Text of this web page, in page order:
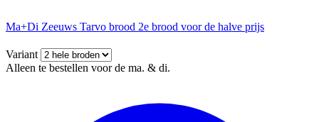
Ma+Di Zeeuws Tarvo brood 2e brood voor de halve prijs
Variant
Alleen te bestellen voor de ma. & di.